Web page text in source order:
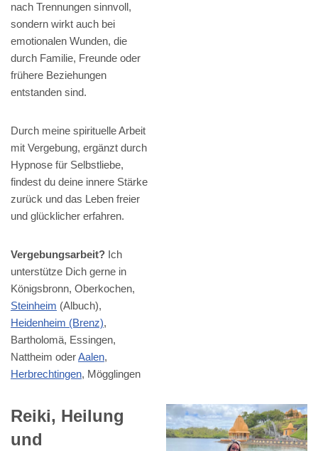
nach Trennungen sinnvoll,
sondern wirkt auch bei
emotionalen Wunden, die
durch Familie, Freunde oder
frühere Beziehungen
entstanden sind.
Durch meine spirituelle Arbeit
mit Vergebung, ergänzt durch
Hypnose für Selbstliebe,
findest du deine innere Stärke
zurück und das Leben freier
und glücklicher erfahren.
Vergebungsarbeit? Ich
unterstütze Dich gerne in
Königsbronn, Oberkochen,
Steinheim (Albuch),
Heidenheim (Brenz),
Bartholomä, Essingen,
Nattheim oderAalen,
Herbrechtingen, Mögglingen
Reiki, Heilung
und